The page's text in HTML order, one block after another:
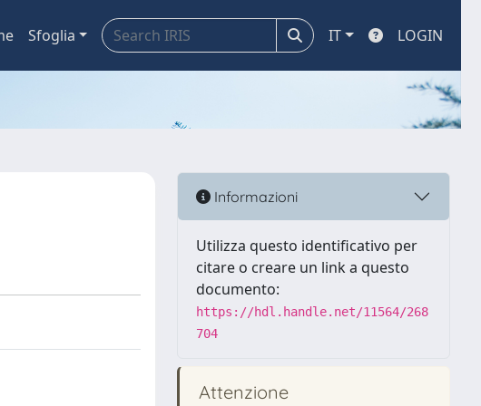
Sfoglia IT LOGIN
Informazioni
Utilizza questo identificativo per
citare o creare un link a questo
documento:
https://hdl.handle.net/11564/268
704
Attenzione